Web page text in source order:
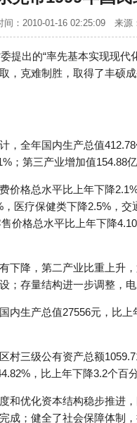
间：2010-01-16 02:25:09 来
提出的“率先基本实现现
，克难制胜，取得了丰硕
，全年国内生产总值
；第三产业增加值154.88亿
价格总水平比上年下降
医疗保健类下降2.5%，
价格总水平比上年下降
下降，第二产业比重上升
；存量结构进一步调整，
内生产总值27556元，比
村三级公有资产总额
，比上年下降3.2个百分
和优化资本结构稳步推进
成；健全了社会保障体制